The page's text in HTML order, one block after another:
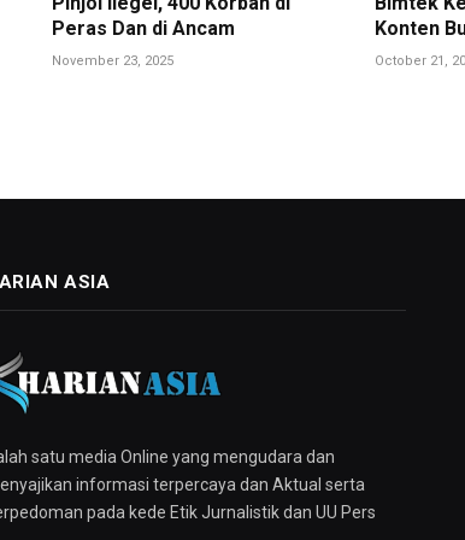
Peras Dan di Ancam
November 23, 2025
Konten
October 21,
ASIA
satu media Online yang mengudara dan
informasi terpercaya dan Aktual serta
pada kede Etik Jurnalistik dan UU Pers